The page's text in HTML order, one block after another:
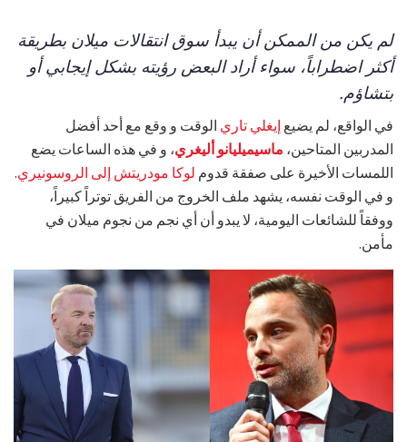
لم يكن من الممكن أن يبدأ سوق انتقالات ميلان بطريقة
أكثر اضطراباً، سواء أراد البعض رؤيته بشكل إيجابي أو
بتشاؤم.
في الواقع، لم يضيع إيغلي تاري الوقت و وقع مع أحد أفضل
المدربين المتاحين، ماسيميليانو أليغري، و في هذه الساعات يضع
اللمسات الأخيرة على صفقة قدوم لوكا مودريتش إلى الروسونيري.
و في الوقت نفسه، يشهد ملف الخروج من الفريق توتراً كبيراً،
ووفقاً للشائعات اليومية، لا يبدو أن أي نجم من نجوم ميلان في
مأمن.